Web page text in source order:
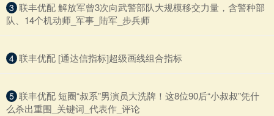
3 ​联丰优配 解放军曾3次向武警部队大规模移交力量，含警种部
队、14个机动师_军事_陆军_步兵师
4 ​联丰优配 [通达信指标]超级画线组合指标
5 ​联丰优配 短圈“叔系”男演员大洗牌！这8位90后“小叔叔”凭什
么杀出重围_关键词_代表作_评论